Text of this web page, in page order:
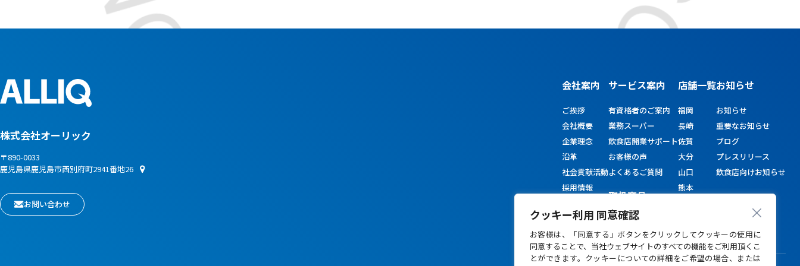
クッキー利用 同意確認
お客様は、「同意する」ボタンをクリックしてクッキーの使用に
同意することで、当社ウェブサイトのすべての機能をご利用頂くこ
とができます。クッキーについての詳細をご希望の場合、または
株式会社オーリック
〒890-0033
鹿児島県鹿児島市西別府町2941番地26
お問い合わせ
会社案内
ご挨拶
会社概要
企業理念
沿革
社会貢献活動
採用情報
サービス案内
有資格者のご案内
業務スーパー
飲食店開業サポート
お客様の声
よくあるご質問
取扱商品
店舗一覧
福岡
長崎
佐賀
大分
山口
熊本
お知らせ
お知らせ
重要なお知らせ
ブログ
プレスリリース
飲食店向けお知らせ